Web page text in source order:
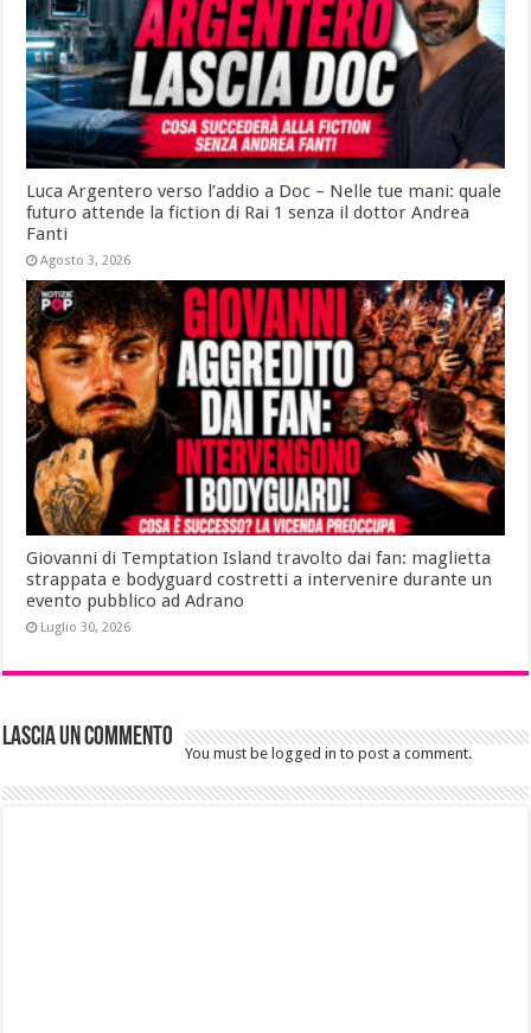
Luca Argentero verso l’addio a Doc – Nelle tue mani: quale
futuro attende la fiction di Rai 1 senza il dottor Andrea
Fanti
Agosto 3, 2026
Giovanni di Temptation Island travolto dai fan: maglietta
strappata e bodyguard costretti a intervenire durante un
evento pubblico ad Adrano
Luglio 30, 2026
Lascia un commento
You must be logged in to post a comment.